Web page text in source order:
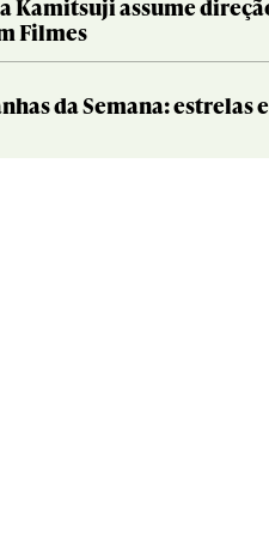
Kamitsuji assume
Filmes
da Semana: estrelas